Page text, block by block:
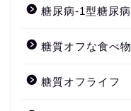
糖尿病-1型糖尿病
糖質オフな食べ物
糖質オフライフ